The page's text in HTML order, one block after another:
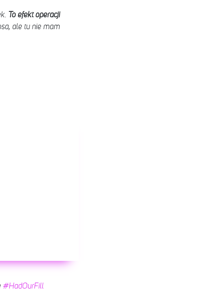
To efekt operacji
ale tu nie mam
#HadOurFill